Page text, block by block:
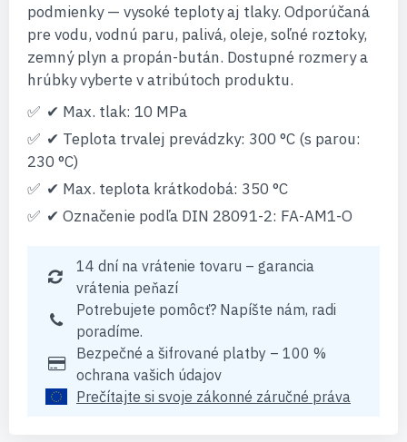
podmienky — vysoké teploty aj tlaky. Odporúčaná
pre vodu, vodnú paru, palivá, oleje, soľné roztoky,
zemný plyn a propán-bután. Dostupné rozmery a
hrúbky vyberte v atribútoch produktu.
✔ Max. tlak: 10 MPa
✔ Teplota trvalej prevádzky: 300 °C (s parou:
230 °C)
✔ Max. teplota krátkodobá: 350 °C
✔ Označenie podľa DIN 28091-2: FA-AM1-O
14 dní na vrátenie tovaru – garancia
vrátenia peňazí
Potrebujete pomôcť? Napíšte nám, radi
poradíme.
Bezpečné a šifrované platby – 100 %
ochrana vašich údajov
Prečítajte si svoje zákonné záručné práva